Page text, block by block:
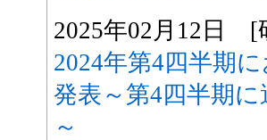
2025年02月12日 [
2024年第4四半期
発表～第4四半期
～